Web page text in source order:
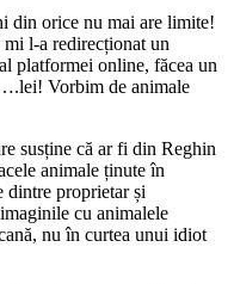
din orice nu mai are limite!
l-a redirecționat un
platformei online, făcea un
Vorbim de animale
susține că ar fi din Reghin
animale ținute în
dintre proprietar și
cu animalele
nu în curtea unui idiot